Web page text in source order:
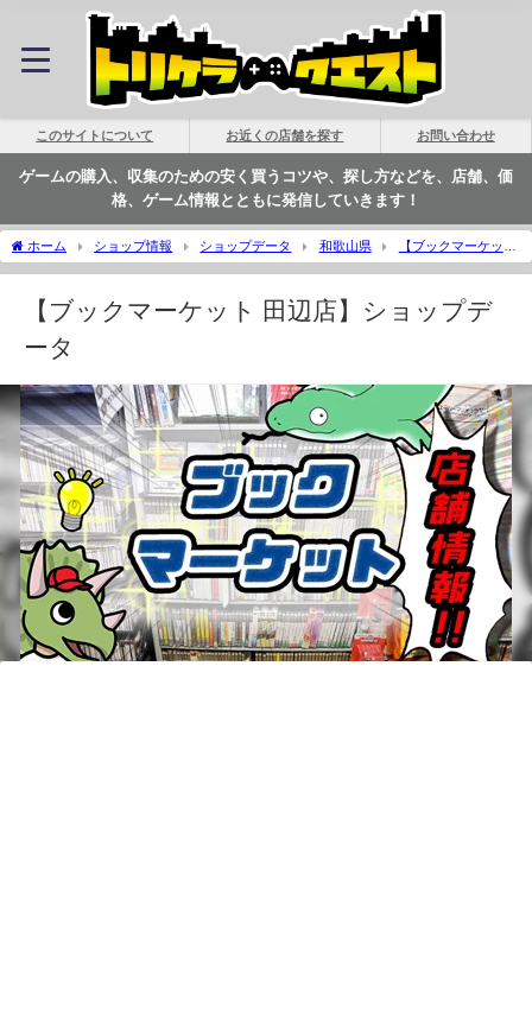
このサイトについて お近くの店舗を探す お問い合わせ
ゲームの購入、収集のための安く買うコツや、探し方などを、店舗、価
格、ゲーム情報とともに発信していきます！
ホーム ショップ情報 ショップデータ 和歌山県
【ブックマーケット
田辺店】ショップデータ | トリケラクエスト
【ブックマーケット 田辺店】ショップデ
ータ